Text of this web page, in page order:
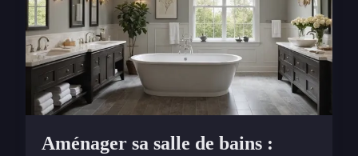
Aménager sa salle de bains :